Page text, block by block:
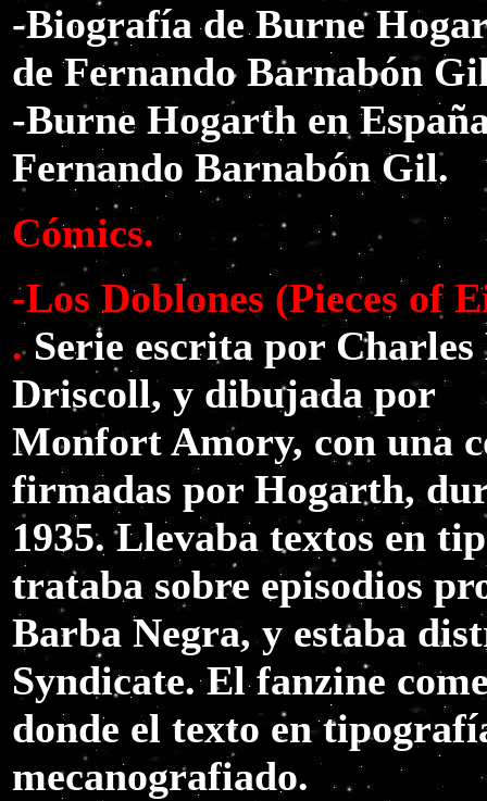
-Biografía de Burne
de Fernando Barnabón
-Burne Hogarth en
Fernando Barnabón Gil.
Cómics.
-Los Doblones (Pieces of
.Serie escrita por Charles
Driscoll, y dibujada por
Monfort Amory, con una
firmadas por Hogarth,
1935. Llevaba textos en
trataba sobre episodios
Barba Negra, y estaba
Syndicate. El fanzine
donde el texto en
mecanografiado.